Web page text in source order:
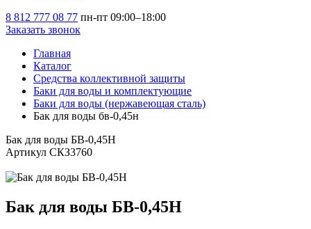
8 812 777 08 77 пн-пт 09:00–18:00
Заказать звонок
Главная
Каталог
Средства коллективной защиты
Баки для воды и комплектующие
Баки для воды (нержавеющая сталь)
Бак для воды бв-0,45н
Бак для воды БВ-0,45Н
Артикул СКЗ3760
Бак для воды БВ-0,45Н